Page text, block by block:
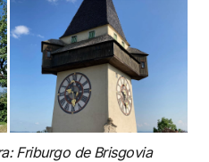
Friburgo de Brisgovia